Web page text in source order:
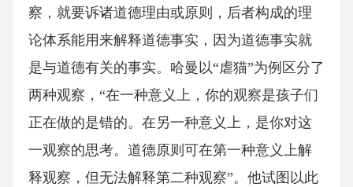
察，就要诉诸道德理由或原则，后者构成的理
论体系能用来解释道德事实，因为道德事实就
是与道德有关的事实。哈曼以“虐猫”为例区分了
两种观察，“在一种意义上，你的观察是孩子们
正在做的是错的。在另一种意义上，是你对这
一观察的思考。道德原则可在第一种意义上解
释观察，但无法解释第二种观察”。他试图以此